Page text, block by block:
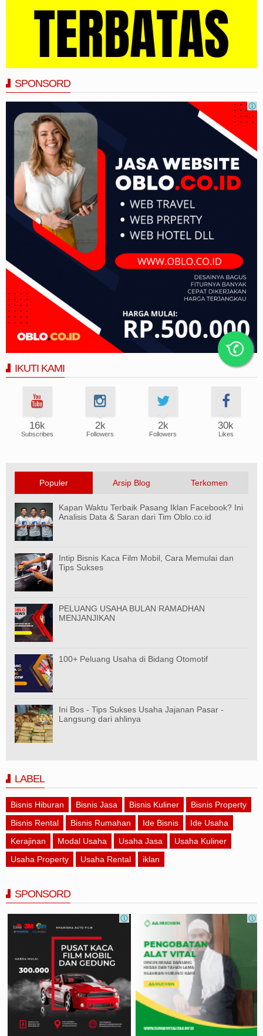
SPONSORD
IKUTI KAMI
16k
Subscribes
2k
Followers
2k
Followers
30k
Likes
Populer Arsip Blog Terkomen
Kapan Waktu Terbaik Pasang Iklan Facebook? Ini
Analisis Data & Saran dari Tim Oblo.co.id
Intip Bisnis Kaca Film Mobil, Cara Memulai dan
Tips Sukses
PELUANG USAHA BULAN RAMADHAN
MENJANJIKAN
100+ Peluang Usaha di Bidang Otomotif
Ini Bos - Tips Sukses Usaha Jajanan Pasar -
Langsung dari ahlinya
LABEL
Bisnis Hiburan Bisnis Jasa Bisnis Kuliner
Bisnis Property
Bisnis Rental
Bisnis Rumahan Ide Bisnis
Ide Usaha
Kerajinan
Modal Usaha Usaha Jasa
Usaha Kuliner
Usaha Property
Usaha Rental iklan
SPONSORD